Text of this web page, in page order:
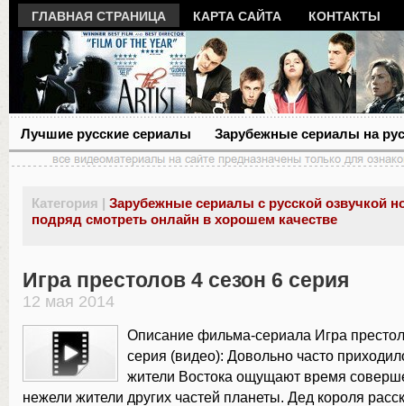
ГЛАВНАЯ СТРАНИЦА КАРТА САЙТА КОНТАКТЫ
Лучшие русские сериалы Зарубежные сериалы на
Категория | Зарубежные сериалы с русской озвучкой
подряд смотреть онлайн в хорошем качестве
Игра престолов 4 сезон 6 серия
12 мая 2014
Описание фильма-сериала Игра
серия (видео): Довольно часто
жители Востока ощущают время
нежели жители других частей планеты. Дед короля